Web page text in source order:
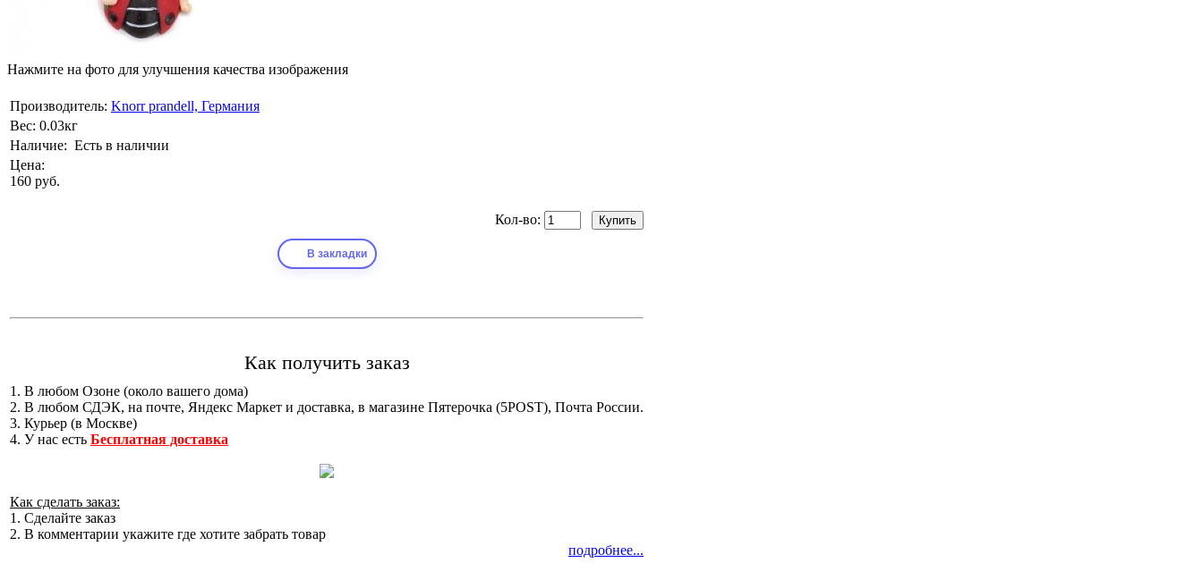
Нажмите на фото для улучшения качества изображения
Производитель: Knorr prandell, Германия
Вес: 0.03кг
Наличие: Есть в наличии
Цена:
160 руб.
Кол-во:
В закладки
Как получить заказ
1. В любом Озоне (около вашего дома)
2. В любом СДЭК, на почте, Яндекс Маркет и доставка, в магазине Пятерочка (5POST), Почта России.
3. Курьер (в Москве)
4. У нас есть Бесплатная доставка
Как сделать заказ:
1. Сделайте заказ
2. В комментарии укажите где хотите забрать товар
подробнее...